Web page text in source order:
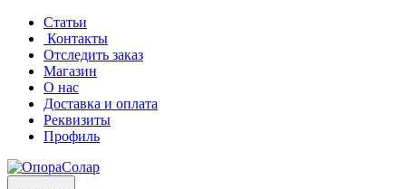
Перейти
навигации
Перейти
содержанию
Статьи
Контакты
Отследить заказ
Магазин
О нас
Доставка и оплата
Реквизиты
Профиль